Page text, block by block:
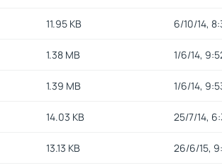
11.95 KB 6/10/14,
1.38 MB 1/6/14,
1.39 MB 1/6/14,
14.03 KB 25/7/14,
13.13 KB 26/6/15,